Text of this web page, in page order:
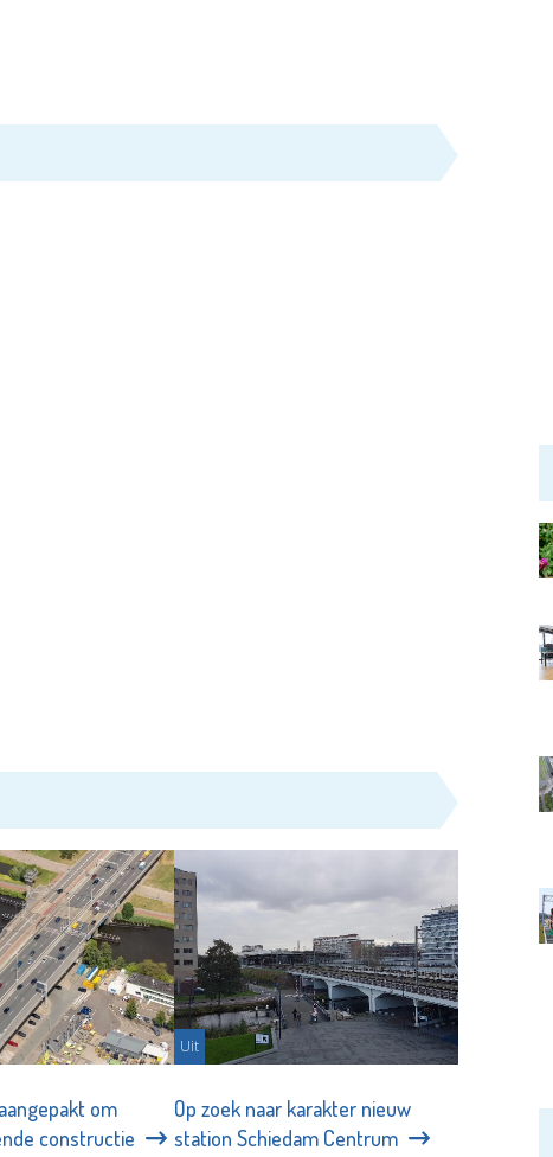
om
constructie
Uit
Op zoek naar karakter nieuw
station Schiedam Centrum